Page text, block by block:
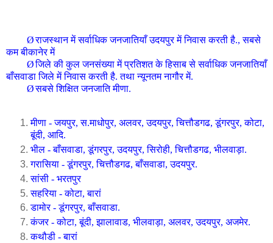
Øराजस्थान में सर्वाधिकजनजातियाँ उदयपुर में निवास करती है., सबसे
कम बीकानेर में
Øजिले की कुल जनसंख्या में प्रतिशत के हिसाब से सर्वाधिकजनजातियाँ
बाँसवाडा जिले में निवास करती है. तथा न्यूनतम नागौर में.
Øसबसे शिक्षितजनजातिमीणा.
मीणा - जयपुर, स.माधोपुर, अलवर, उदयपुर, चित्तौडगढ, डूंगरपुर, कोटा,
बूंदी, आदि.
भील - बाँसवाडा, डूंगरपुर, उदयपुर, सिरोही, चित्तौडगढ, भीलवाड़ा.
गरासिया - डूंगरपुर, चित्तौडगढ, बाँसवाडा, उदयपुर.
सांसी - भरतपुर
सहरिया - कोटा, बारां
डामोर - डूंगरपुर, बाँसवाडा.
कंजर - कोटा, बूंदी, झालावाड, भीलवाड़ा, अलवर, उदयपुर, अजमेर.
कथौडी - बारां